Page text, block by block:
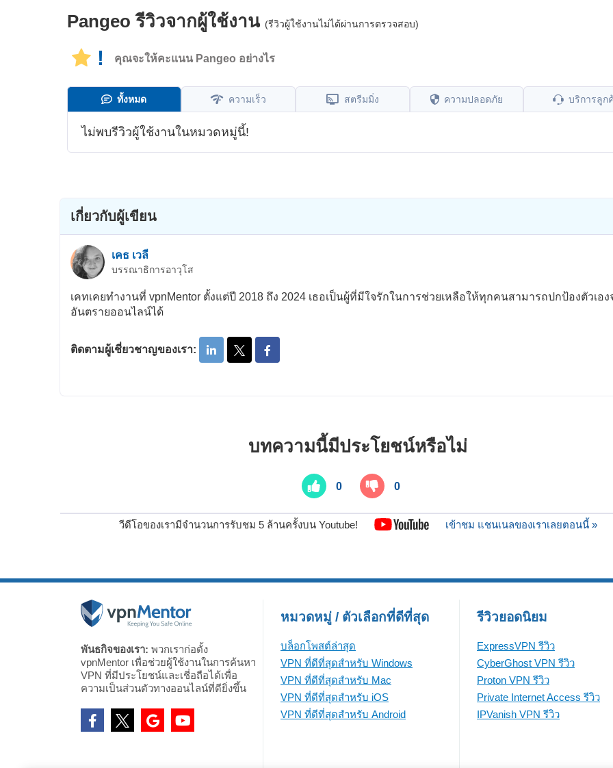
Pangeo รีวิวจากผู้ใช้งาน (รีวิวผู้ใช้งานไม่ได้ผ่านการตรวจสอบ)
! คุณจะให้คะแนน Pangeo อย่างไร
ทั้งหมด ความเร็ว สตรีมมิ่ง ความปลอดภัย บริการลูก
ไม่พบรีวิวผู้ใช้งานในหมวดหมู่นี้!
เกี่ยวกับผู้เขียน
เคธ เวลี
บรรณาธิการอาวุโส
เคทเคยทำงานที่ vpnMentor ตั้งแต่ปี 2018 ถึง 2024 เธอเป็นผู้ที่มีใจรักในการช่วยเหลือให้ทุกคนสามารถปกป้องตัวเอ
อันตรายออนไลน์ได้
ติดตามผู้เชี่ยวชาญของเรา:
บทความนี้มีประโยชน์หรือไม่
0 0
วีดีโอของเรามีจำนวนการรับชม 5 ล้านครั้งบน Youtube! เข้าชม แชนเนลของเราเลยตอนนี้ »
พันธกิจของเรา: พวกเราก่อตั้ง
vpnMentor เพื่อช่วยผู้ใช้งานในการค้นหา
VPN ที่มีประโยชน์และเชี่อถือได้เพื่อ
ความเป็นส่วนตัวทางออนไลน์ที่ดียิ่งขึ้น
หมวดหมู่ / ตัวเลือกที่ดีที่สุด
บล็อกโพสต์ล่าสุด
VPN ที่ดีที่สุดสำหรับ Windows
VPN ที่ดีที่สุดสำหรับ Mac
VPN ที่ดีที่สุดสำหรับ iOS
VPN ที่ดีที่สุดสำหรับ Android
รีวิวยอดนิยม
ExpressVPN รีวิว
CyberGhost VPN รีวิว
Proton VPN รีวิว
Private Internet Access รีวิว
IPVanish VPN รีวิว